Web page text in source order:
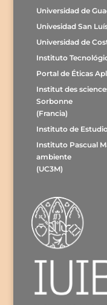
Universidad de
Univesidad San
Universidad de
Instituto
Portal de Éticas
Institut des
Sorbonne
(Francia)
Instituto de
Instituto Pascual
ambiente
(UC3M)